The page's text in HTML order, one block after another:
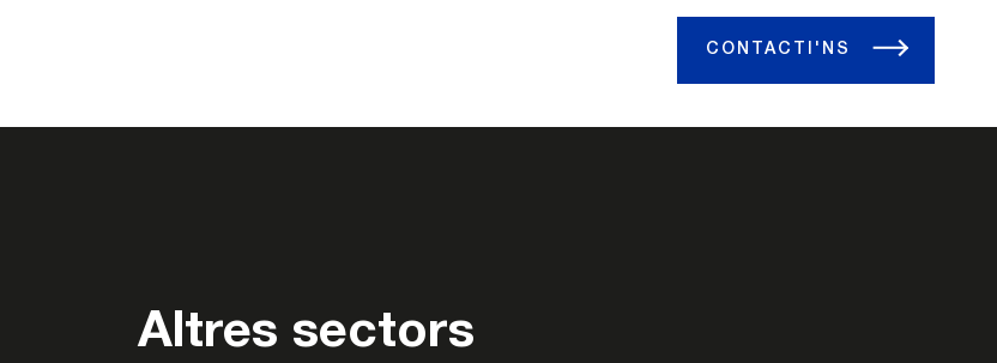
CONTACTI'NS
Altres sectors